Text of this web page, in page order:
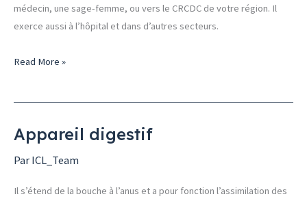
médecin, une sage-femme, ou vers le CRCDC de votre région. Il
exerce aussi à l’hôpital et dans d’autres secteurs.
Read More »
Appareil digestif
Par ICL_Team
Il s’étend de la bouche à l’anus et a pour fonction l’assimilation des
Appareil